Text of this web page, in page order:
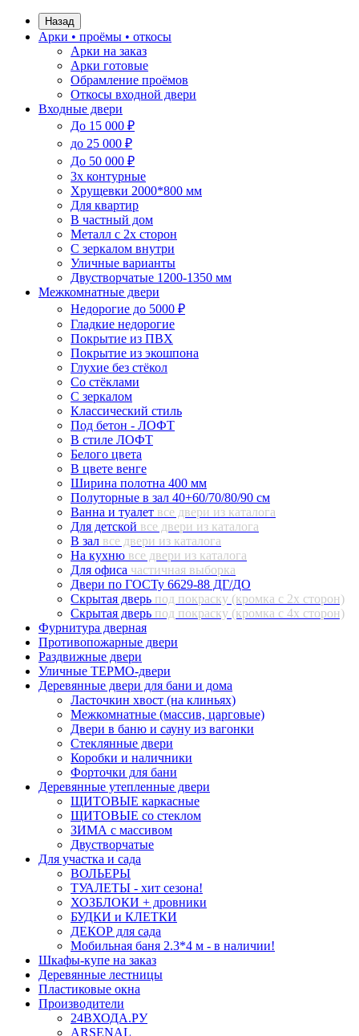
Назад
Арки • проёмы • откосы
Арки на заказ
Арки готовые
Обрамление проёмов
Откосы входной двери
Входные двери
До 15 000 ₽
до 25 000 ₽
До 50 000 ₽
3х контурные
Хрущевки 2000*800 мм
Для квартир
В частный дом
Металл с 2х сторон
С зеркалом внутри
Уличные варианты
Двустворчатые 1200-1350 мм
Межкомнатные двери
Недорогие до 5000 ₽
Гладкие недорогие
Покрытие из ПВХ
Покрытие из экошпона
Глухие без стёкол
Со стёклами
С зеркалом
Классический стиль
Под бетон - ЛОФТ
В стиле ЛОФТ
Белого цвета
В цвете венге
Ширина полотна 400 мм
Полуторные в зал 40+60/70/80/90 см
Ванна и туалет все двери из каталога
Для детской все двери из каталога
В зал все двери из каталога
На кухню все двери из каталога
Для офиса частичная выборка
Двери по ГОСТу 6629-88 ДГ/ДО
Скрытая дверь под покраску (кромка с 2х сторон)
Скрытая дверь под покраску (кромка с 4х сторон)
Фурнитура дверная
Противопожарные двери
Раздвижные двери
Уличные ТЕРМО-двери
Деревянные двери для бани и дома
Ласточкин хвост (на клиньях)
Межкомнатные (массив, царговые)
Двери в баню и сауну из вагонки
Стеклянные двери
Коробки и наличники
Форточки для бани
Деревянные утепленные двери
ЩИТОВЫЕ каркасные
ЩИТОВЫЕ со стеклом
ЗИМА с массивом
Двустворчатые
Для участка и сада
ВОЛЬЕРЫ
ТУАЛЕТЫ - хит сезона!
ХОЗБЛОКИ + дровники
БУДКИ и КЛЕТКИ
ДЕКОР для сада
Мобильная баня 2.3*4 м - в наличии!
Шкафы-купе на заказ
Деревянные лестницы
Пластиковые окна
Производители
24ВХОДА.РУ
ARSENAL